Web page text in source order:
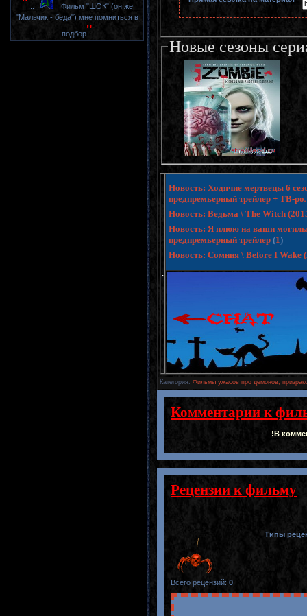
Фильм "ШОК" (он же
"Мальчик - беда") мне помниться в
подбор"
Новые сезоны
.
Новость: Ходячие мертвецы 6
предпремьерный трейлер + ТВ-
Новость: Ведьма \ The Witch
Новость: Я плюю на ваши
предпремьерный трейлер (1)
Новость: Сомния \ Before I Wake
Категория: Фильмы ужасов про демонов,
Комментарии к
!В
Рецензии к фильму
Типы
Всего рецензий: 0